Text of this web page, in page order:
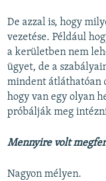
De azzal is, hogy
vezetése. Például
a kerületben nem
ügyet, de a
mindent átláthatóan
hogy van egy olyan
próbálják meg
Mennyire volt
Nagyon mélyen.